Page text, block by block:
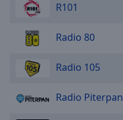
R101
Radio 80
Radio 105
Radio Piterpan